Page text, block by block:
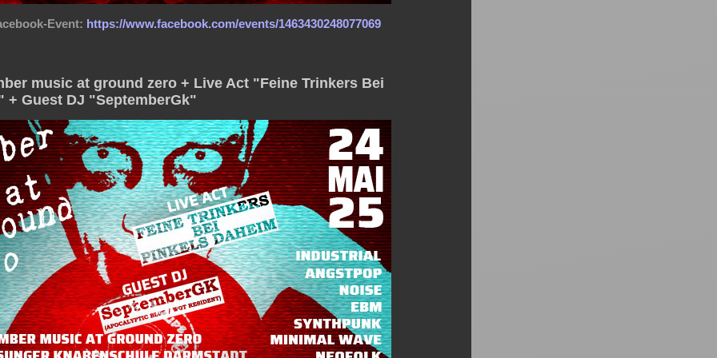
Event: https://www.facebook.com/events/1463430248077069
music at ground zero + Live Act "Feine Trinkers Bei
+ Guest DJ "SeptemberGk"